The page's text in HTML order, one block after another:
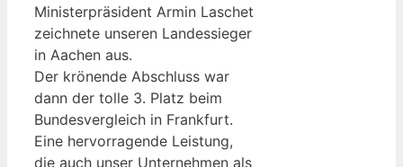
Ministerpräsident Armin Laschet
zeichnete unseren Landessieger
in Aachen aus.
Der krönende Abschluss war
dann der tolle 3. Platz beim
Bundesvergleich in Frankfurt.
Eine hervorragende Leistung,
die auch unser Unternehmen als